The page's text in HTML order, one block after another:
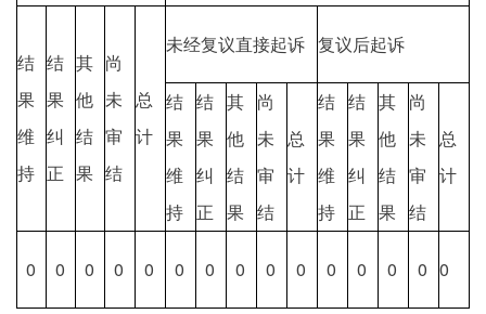
结
果
维
持
结
果
纠
正
其
他
结
果
尚
未
审
结
总
计
未经复议直接起诉 复议后起诉
结
果
维
持
结
果
纠
正
其
他
结
果
尚
未
审
结
总
计
结
果
维
持
结
果
纠
正
其
他
结
果
尚
未
审
结
总
计
0 0 0 0 0 0 0 0 0 0 0 0 0 0 0